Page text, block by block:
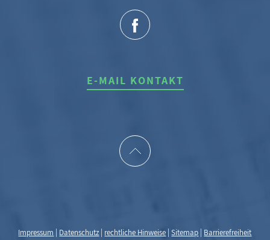
E-MAIL KONTAKT
Impressum Datenschutz rechtliche Hinweise |Sitemap Barrierefreiheit